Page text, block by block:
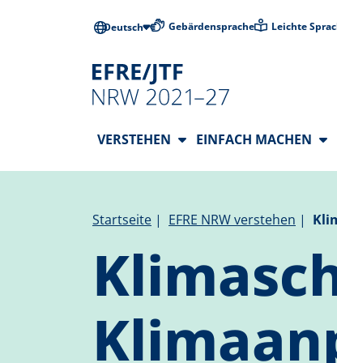
Deutsch Gebärdensprache Leichte
VERSTEHEN EINFACH MACHEN
Pfadnavigation
Startseite EFRE NRW verstehen